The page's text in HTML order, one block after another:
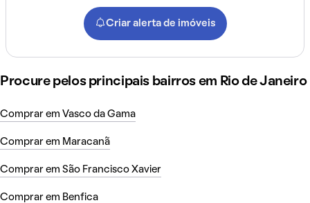
Criar alerta de imóveis
Procure pelos principais bairros em Rio de Janeiro
Comprar em Vasco da Gama
Comprar em Maracanã
Comprar em São Francisco Xavier
Comprar em Benfica